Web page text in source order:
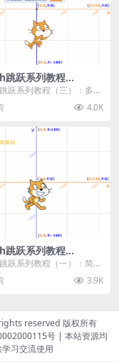
跳跃系列教程
多段跳跃
跃系列教程（三）：多段
：小虎鲸Scratch资源站
4.0K
跳跃系列教程
简单跳跃
跃系列教程（一）：简单
：小虎鲸Scratch资源站
3.9K
reserved 版权所有
号| 本站资源均
习交流使用